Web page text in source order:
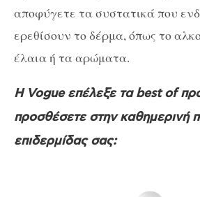
αποφύγετε τα συστατικά που
ερεθίσουν το δέρμα, όπως το
έλαια ή τα αρώματα.
Η Vogue επέλεξε τα best of
προσθέσετε στην καθημερινή
επιδερμίδας σας: